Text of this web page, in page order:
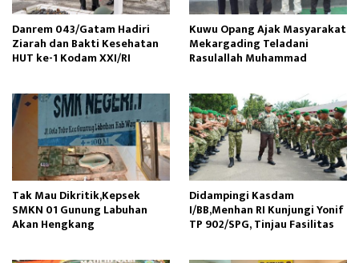
Danrem 043/Gatam Hadiri
Ziarah dan Bakti Kesehatan
HUT ke-1 Kodam XXI/RI
Kuwu Opang Ajak Masyarakat
Mekargading Teladani
Rasulallah Muhammad
Tak Mau Dikritik,Kepsek
SMKN 01 Gunung Labuhan
Akan Hengkang
Didampingi Kasdam
I/BB,Menhan RI Kunjungi Yonif
TP 902/SPG, Tinjau Fasilitas